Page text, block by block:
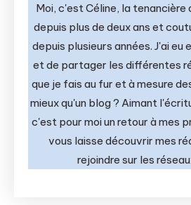
Moi, c'est Céline, la tenancière
depuis plus de deux ans et
depuis plusieurs années. J'ai eu
et de partager les différentes
que je fais au fur et à mesure
mieux qu'un blog ? Aimant
c'est pour moi un retour à mes
vous laisse découvrir mes
rejoindre sur les